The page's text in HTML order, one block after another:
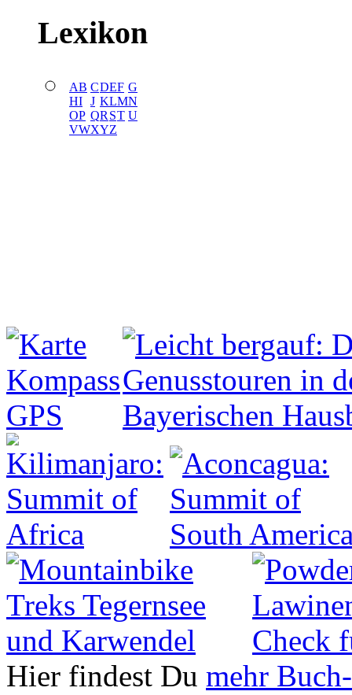
Lexikon
AB CDEF G
HI J KLMN
OP QR ST U
VWXYZ
Hier findest Du mehr